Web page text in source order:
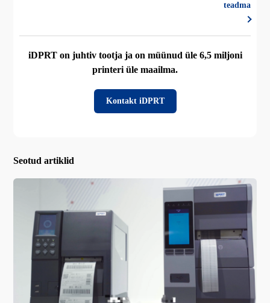
teadma
iDPRT on juhtiv tootja ja on müünud üle 6,5 miljoni
printeri üle maailma.
Kontakt iDPRT
Seotud artiklid